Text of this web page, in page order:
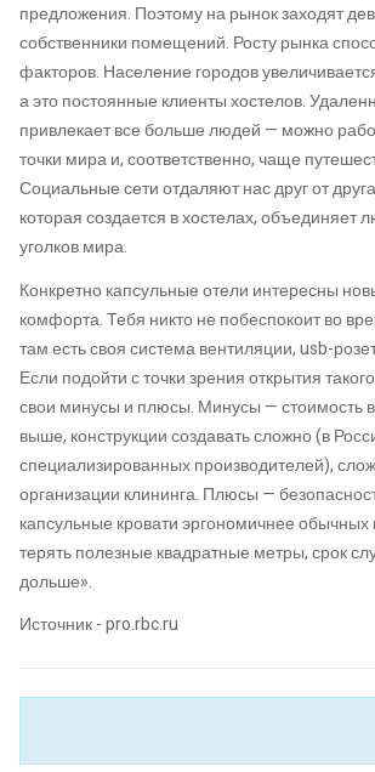
предложения. Поэтому на рынок заходят
собственники помещений. Росту рынка
факторов. Население городов
а это постоянные клиенты хостелов.
привлекает все больше людей — можно
точки мира и, соответственно, чаще
Социальные сети отдаляют нас друг от
которая создается в хостелах, объединяет
уголков мира.
Конкретно капсульные отели интересны
комфорта. Тебя никто не побеспокоит во
там есть своя система вентиляции, usb-
Если подойти с точки зрения открытия
свои минусы и плюсы. Минусы — стоимость
выше, конструкции создавать сложно (в
специализированных производителей),
организации клининга. Плюсы —
капсульные кровати эргономичнее обычных
терять полезные квадратные метры, срок
дольше».
Источник - pro.rbc.ru